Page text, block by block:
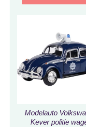
Modelauto
Kever politie